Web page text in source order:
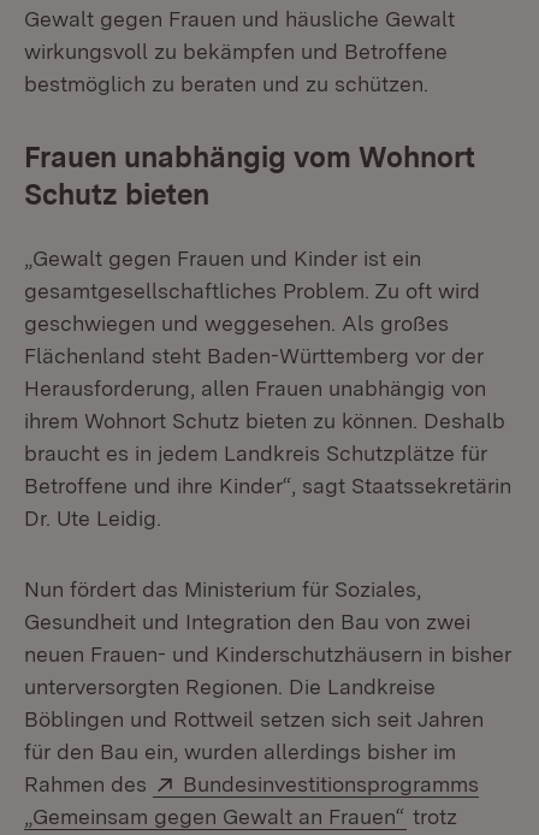
Gewalt gegen Frauen und häusliche Gewalt
wirkungsvoll zu bekämpfen und Betroffene
bestmöglich zu beraten und zu schützen.
Frauen unabhängig vom Wohnort
Schutz bieten
„Gewalt gegen Frauen und Kinder ist ein
gesamtgesellschaftliches Problem. Zu oft wird
geschwiegen und weggesehen. Als großes
Flächenland steht Baden-Württemberg vor der
Herausforderung, allen Frauen unabhängig von
ihrem Wohnort Schutz bieten zu können. Deshalb
braucht es in jedem Landkreis Schutzplätze für
Betroffene und ihre Kinder“, sagt Staatssekretärin
Dr. Ute Leidig.
Nun fördert das Ministerium für Soziales,
Gesundheit und Integration den Bau von zwei
neuen Frauen- und Kinderschutzhäusern in bisher
unterversorgten Regionen. Die Landkreise
Böblingen und Rottweil setzen sich seit Jahren
für den Bau ein, wurden allerdings bisher im
Rahmen des
Extern:
Bundesinvestitionsprogramms
„Gemeinsam gegen Gewalt an Frauen“ (Öffnet in
trotz